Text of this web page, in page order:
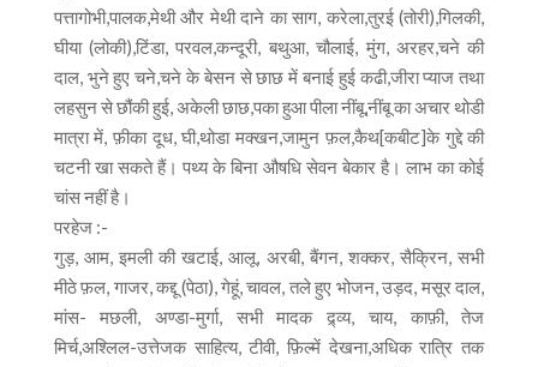
पत्तागोभी,पालक,मेथी और मेथी दाने का साग, करेला,तुरई (तोरी),गिलकी,
घीया (लोकी),टिंडा, परवल,कन्दूरी, बथुआ, चौलाई, मुंग, अरहर,चने की
दाल, भुने हुए चने,चने के बेसन से छाछ में बनाई हुई कढी,जीरा प्याज तथा
लहसुन से छौंकी हुई, अकेली छाछ,पका हुआ पीला नींबू,नींबू का अचार थोडी
मात्रा में, फ़ीका दूध, घी,थोडा मक्खन,जामुन फ़ल,कैथ[कबीट]के गुद्दे की
चटनी खा सकते हैं। पथ्य के बिना औषधि सेवन बेकार है। लाभ का कोई
चांस नहीं है।
परहेज :-
गुड़, आम, इमली की खटाई, आलू, अरबी, बैंगन, शक्कर, सैक्रिन, सभी
मीठे फ़ल, गाजर, कद्दू (पेठा), गेहूं, चावल, तले हुए भोजन, उड़द, मसूर दाल,
मांस- मछली, अण्डा-मुर्गा, सभी मादक द्र्व्य, चाय, काफ़ी, तेज
मिर्च,अश्लिल-उत्तेजक साहित्य, टीवी, फ़िल्में देखना,अधिक रात्रि तक